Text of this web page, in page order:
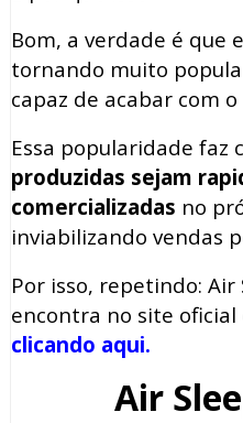
Bom, a verdade é que
tornando muito
capaz de acabar com o
Essa popularidade faz
produzidas sejam
comercializadas no
inviabilizando vendas
Por isso, repetindo: Air
encontra no site oficial
clicando aqui.
Air